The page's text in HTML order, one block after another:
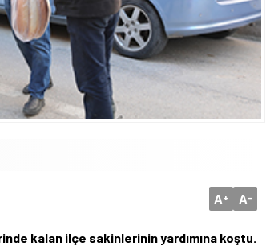
A+ A-
kalan ilçe sakinlerinin yardımına koştu.